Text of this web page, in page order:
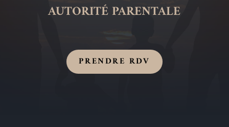
AUTORITÉ PARENTALE
PRENDRE RDV